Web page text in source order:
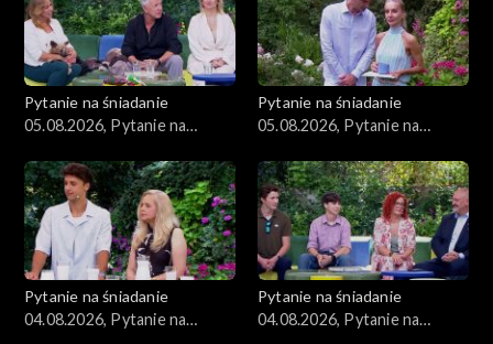
Pytanie na śniadanie
05.08.2026, Pytanie na
Pytanie na śniadanie
05.08.2026, Pytanie na
Pytanie na śniadanie
04.08.2026, Pytanie na
Pytanie na śniadanie
04.08.2026, Pytanie na